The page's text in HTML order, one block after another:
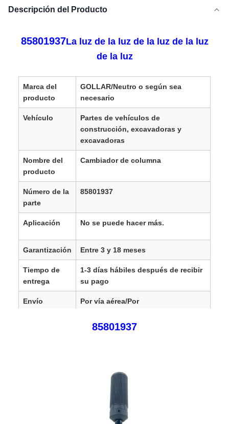
Descripción del Producto
85801937La luz de la luz de la luz de la luz
de la luz
Marca del
producto
GOLLAR/Neutro o según sea
necesario
Vehículo
Partes de vehículos de
construcción, excavadoras y
excavadoras
Nombre del
producto
Cambiador de columna
Número de la
parte
85801937
Aplicación No se puede hacer más.
Garantización Entre 3 y 18 meses
Tiempo de
entrega
1-3 días hábiles después de recibir
su pago
Envío
Por vía aérea/Por
En el caso de las empresas de
SGD, SEK, DKK, HKD,
las entidades financieras, el
importe de las contribuciones se
calculará en función de la cantidad
85801937